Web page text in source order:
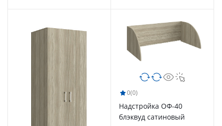
0(0)
Надстройка ОФ-40
блэквуд сатиновый